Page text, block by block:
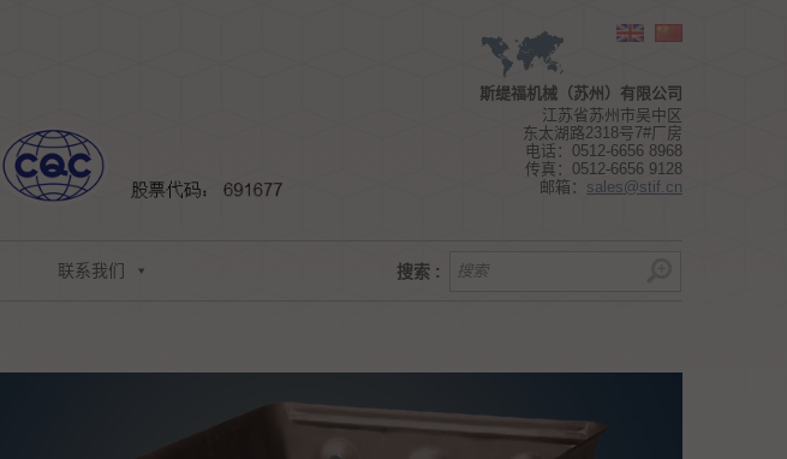
Choose a geographical zone
斯缇福机械（苏州）有限公司
江苏省苏州市吴中区
东太湖路2318号7#厂房
电话：0512-6656 8968
传真：0512-6656 9128
邮箱： sales@stif.cn
联系我们 搜索 :